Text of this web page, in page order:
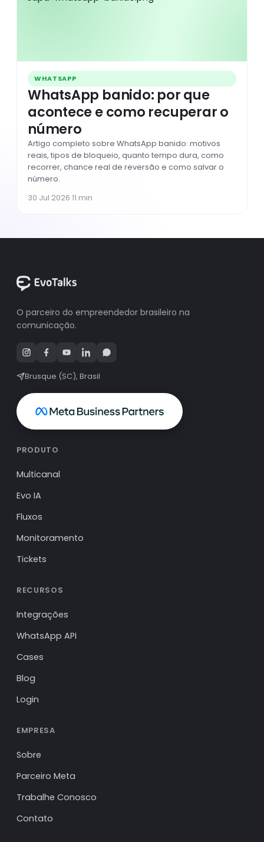
WHATSAPP
WhatsApp banido: por que
acontece e como recuperar o
número
Artigo completo sobre WhatsApp banido: motivos
reais, tipos de bloqueio, quanto tempo dura, como
recorrer, chance real de reversão e como salvar o
número.
30 Jul 2026 11 min
O parceiro do empreendedor brasileiro na
comunicação.
Brusque (SC), Brasil
PRODUTO
Multicanal
Evo IA
Fluxos
Monitoramento
Tickets
RECURSOS
Integrações
WhatsApp API
Cases
Blog
Login
EMPRESA
Sobre
Parceiro Meta
Trabalhe Conosco
Contato